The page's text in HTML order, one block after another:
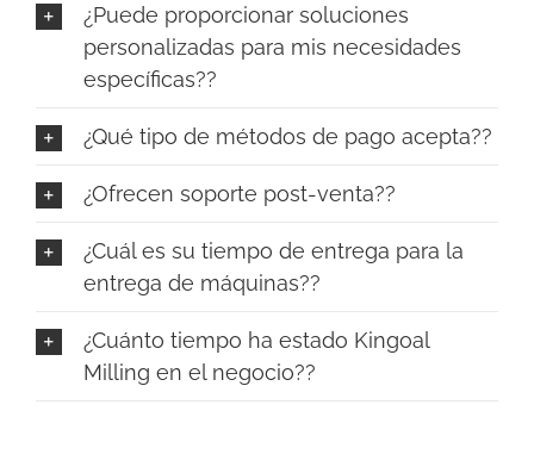
¿Puede proporcionar soluciones
personalizadas para mis necesidades
específicas??
¿Qué tipo de métodos de pago acepta??
¿Ofrecen soporte post-venta??
¿Cuál es su tiempo de entrega para la
entrega de máquinas??
¿Cuánto tiempo ha estado Kingoal
Milling en el negocio??